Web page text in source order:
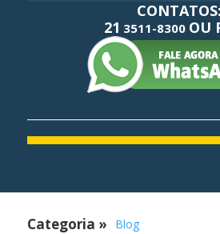
CONTATOS:
21 3511-8300 OU
Categoria » Blog